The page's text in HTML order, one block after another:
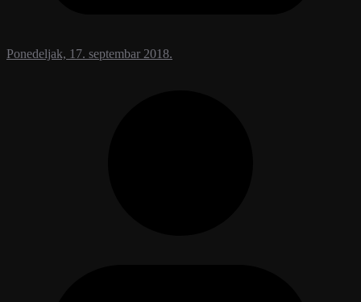
Ponedeljak, 17. septembar 2018.